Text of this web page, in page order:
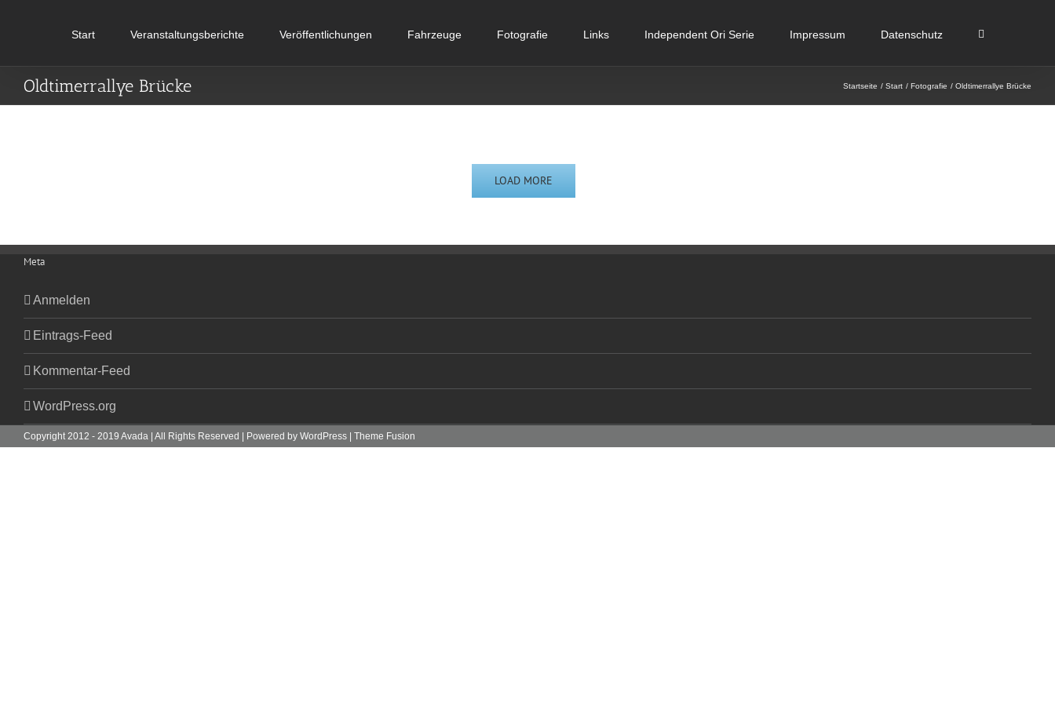
Start Veranstaltungsberichte Veröffentlichungen Fahrzeuge Fotografie Links Independent Ori Serie Impressum Datenschutz
Oldtimerrallye Brücke Startseite Start Fotografie Oldtimerrallye Brücke
LOAD MORE
Meta
Anmelden
Eintrags-Feed
Kommentar-Feed
WordPress.org
Copyright 2012 - 2019 Avada | All Rights Reserved | Powered by WordPress Theme Fusion